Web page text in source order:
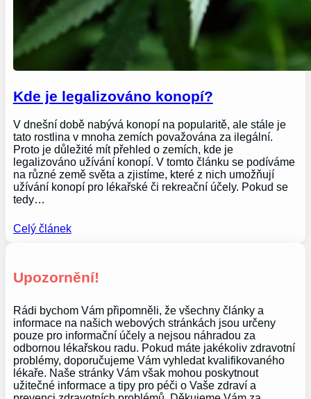
Kde je legalizováno konopí?
V dnešní době nabývá konopí na popularitě, ale stále je
tato rostlina v mnoha zemích považována za ilegální.
Proto je důležité mít přehled o zemích, kde je
legalizováno užívání konopí. V tomto článku se podíváme
na různé země světa a zjistíme, které z nich umožňují
užívání konopí pro lékařské či rekreační účely. Pokud se
tedy…
Celý článek
Upozornění!
Rádi bychom Vám připomněli, že všechny články a
informace na našich webových stránkách jsou určeny
pouze pro informační účely a nejsou náhradou za
odbornou lékařskou radu. Pokud máte jakékoliv zdravotní
problémy, doporučujeme Vám vyhledat kvalifikovaného
lékaře. Naše stránky Vám však mohou poskytnout
užitečné informace a tipy pro péči o Vaše zdraví a